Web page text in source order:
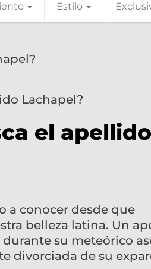
Estilo
el apellido
a conocer desde que
belleza latina. Un
su meteórico
divorciada de su